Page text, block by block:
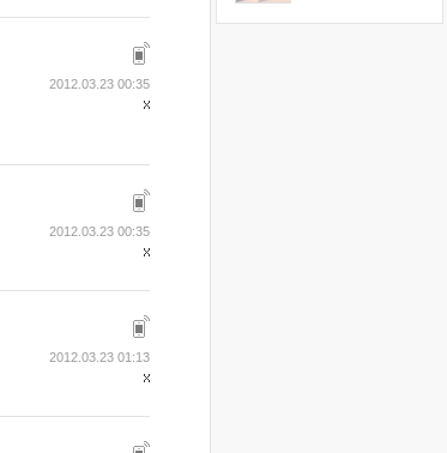
2012.03.23 00:35
2012.03.23 00:35
2012.03.23 01:13